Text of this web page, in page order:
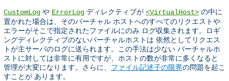
CustomLog や ErrorLog ディレクティブが <VirtualHost> の中に
置かれた場合は、そのバーチャル ホストへのすべてのリクエストや
エラーがそこで指定されたファイルにのみ ログ収集されます。ロギ
ングディレクティブのないバーチャルホストは 依然としてリクエス
トが主サーバのログに送られます。この手法は少ない バーチャルホ
ストに対しては非常に有用ですが、ホストの数が非常に多くなると
管理が大変になります。さらに、 ファイル記述子の限界の問題を起こ
すことが あります。